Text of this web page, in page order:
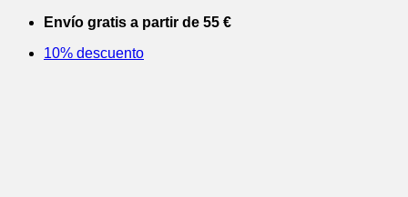
Saltar
contenido
Envío gratis a partir de 55 €
10% descuento